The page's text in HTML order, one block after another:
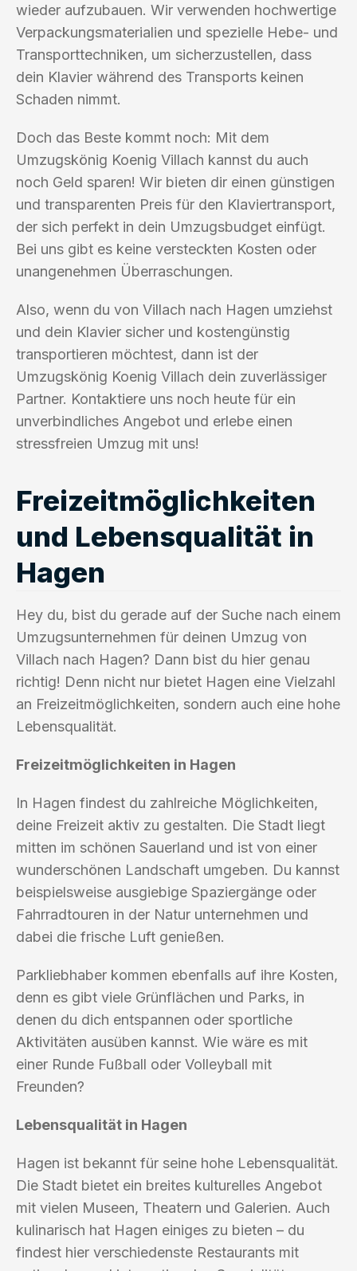
wieder aufzubauen. Wir verwenden hochwertige
Verpackungsmaterialien und spezielle Hebe- und
Transporttechniken, um sicherzustellen, dass
dein Klavier während des Transports keinen
Schaden nimmt.
Doch das Beste kommt noch: Mit dem
Umzugskönig Koenig Villach kannst du auch
noch Geld sparen! Wir bieten dir einen günstigen
und transparenten Preis für den Klaviertransport,
der sich perfekt in dein Umzugsbudget einfügt.
Bei uns gibt es keine versteckten Kosten oder
unangenehmen Überraschungen.
Also, wenn du von Villach nach Hagen umziehst
und dein Klavier sicher und kostengünstig
transportieren möchtest, dann ist der
Umzugskönig Koenig Villach dein zuverlässiger
Partner. Kontaktiere uns noch heute für ein
unverbindliches Angebot und erlebe einen
stressfreien Umzug mit uns!
Freizeitmöglichkeiten
und Lebensqualität in
Hagen
Hey du, bist du gerade auf der Suche nach einem
Umzugsunternehmen für deinen Umzug von
Villach nach Hagen? Dann bist du hier genau
richtig! Denn nicht nur bietet Hagen eine Vielzahl
an Freizeitmöglichkeiten, sondern auch eine hohe
Lebensqualität.
Freizeitmöglichkeiten in Hagen
In Hagen findest du zahlreiche Möglichkeiten,
deine Freizeit aktiv zu gestalten. Die Stadt liegt
mitten im schönen Sauerland und ist von einer
wunderschönen Landschaft umgeben. Du kannst
beispielsweise ausgiebige Spaziergänge oder
Fahrradtouren in der Natur unternehmen und
dabei die frische Luft genießen.
Parkliebhaber kommen ebenfalls auf ihre Kosten,
denn es gibt viele Grünflächen und Parks, in
denen du dich entspannen oder sportliche
Aktivitäten ausüben kannst. Wie wäre es mit
einer Runde Fußball oder Volleyball mit
Freunden?
Lebensqualität in Hagen
Hagen ist bekannt für seine hohe Lebensqualität.
Die Stadt bietet ein breites kulturelles Angebot
mit vielen Museen, Theatern und Galerien. Auch
kulinarisch hat Hagen einiges zu bieten – du
findest hier verschiedenste Restaurants mit